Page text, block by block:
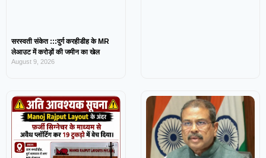
सरस्वती संकेत :::दुर्ग करहीडीह के MR
लेआउट में करोड़ों की जमीन का खेल
August 9, 2026